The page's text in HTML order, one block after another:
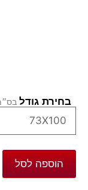
בחירת גודל
הוספה לסל